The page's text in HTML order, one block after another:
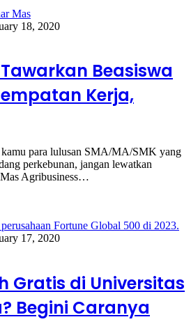
18, 2020
Beasiswa
Kerja,
kamu para lulusan SMA/MA/SMK yang
perkebunan, jangan lewatkan
Agribusiness…
17, 2020
Gratis di Universitas
Begini Caranya